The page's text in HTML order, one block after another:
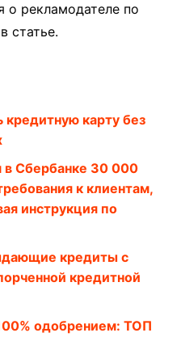
о рекламодателе по
статье.
кредитную карту без
в Сбербанке 30 000
к клиентам,
инструкция по
кредиты с
кредитной
одобрением: ТОП